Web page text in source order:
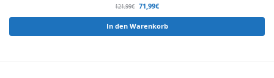
121,99€ 71,99€
In den Warenkorb